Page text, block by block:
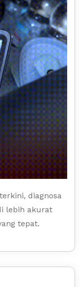
diagnosa
lebih akurat
tepat.